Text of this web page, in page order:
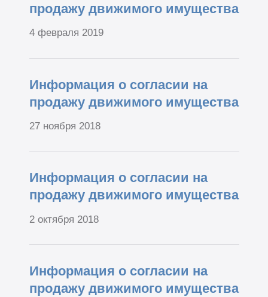
продажу движимого имущества
4 февраля 2019
Информация о согласии на
продажу движимого имущества
27 ноября 2018
Информация о согласии на
продажу движимого имущества
2 октября 2018
Информация о согласии на
продажу движимого имущества